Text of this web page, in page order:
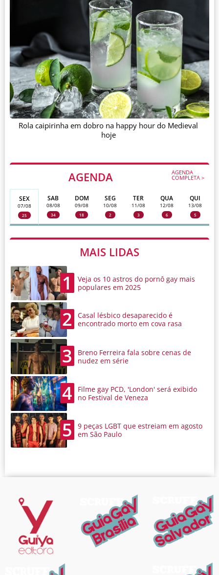
AGENDA AGENDA
COMPLETA >
SEX
07/08
25
SAB
08/08
34
DOM
09/08
18
SEG
10/08
2
TER
11/08
3
QUA
12/08
6
QUI
13/08
5
MAIS LIDAS
1
Veja os 10 astros do pornô gay mais
populares em 2025
2
Casal lésbico desaparecido é
encontrado morto em cova rasa
3
Breno Ferreira fala sobre cenas de
nudez em série
4
Filme gay PCD, 'London' será exibido
no Festival de Veneza
5
9 peças LGBT que estreiam em agosto
em São Paulo
Rola caipirinha em dobro na happy hour do Medieval
hoje